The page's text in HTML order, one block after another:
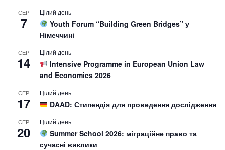
СЕР
7
Цілий день
Youth Forum “Building Green Bridges” у
Німеччині
СЕР
14
Цілий день
Intensive Programme in European Union Law
and Economics 2026
СЕР
17
Цілий день
DAAD: Стипендія для проведення дослідження
СЕР
20
Цілий день
Summer School 2026: міграційне право та
сучасні виклики